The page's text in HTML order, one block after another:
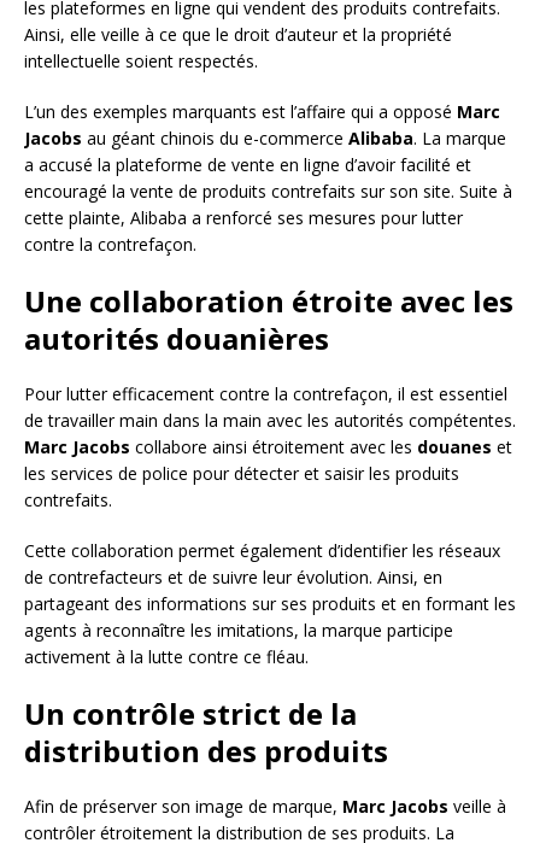
les plateformes en ligne qui vendent des produits contrefaits.
Ainsi, elle veille à ce que le droit d’auteur et la propriété
intellectuelle soient respectés.
L’un des exemples marquants est l’affaire qui a opposé Marc
Jacobs au géant chinois du e-commerce Alibaba. La marque
a accusé la plateforme de vente en ligne d’avoir facilité et
encouragé la vente de produits contrefaits sur son site. Suite à
cette plainte, Alibaba a renforcé ses mesures pour lutter
contre la contrefaçon.
Une collaboration étroite avec les
autorités douanières
Pour lutter efficacement contre la contrefaçon, il est essentiel
de travailler main dans la main avec les autorités compétentes.
Marc Jacobs collabore ainsi étroitement avec les douanes et
les services de police pour détecter et saisir les produits
contrefaits.
Cette collaboration permet également d’identifier les réseaux
de contrefacteurs et de suivre leur évolution. Ainsi, en
partageant des informations sur ses produits et en formant les
agents à reconnaître les imitations, la marque participe
activement à la lutte contre ce fléau.
Un contrôle strict de la
distribution des produits
Afin de préserver son image de marque, Marc Jacobs veille à
contrôler étroitement la distribution de ses produits. La